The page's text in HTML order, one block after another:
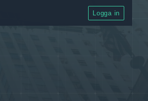
Logga in